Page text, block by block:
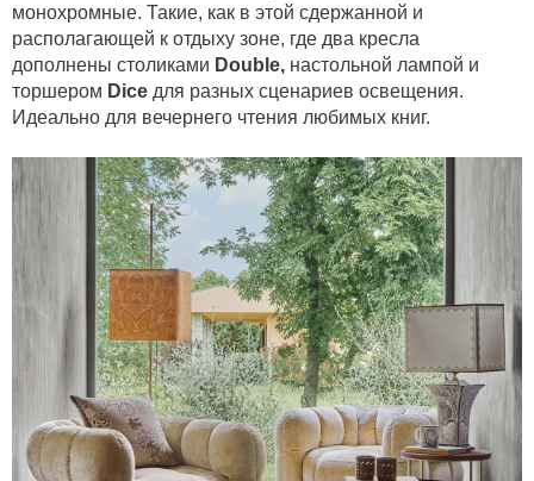
монохромные. Такие, как в этой сдержанной и
располагающей к отдыху зоне, где два кресла
дополнены столиками Double, настольной лампой и
торшером Dice для разных сценариев освещения.
Идеально для вечернего чтения любимых книг.